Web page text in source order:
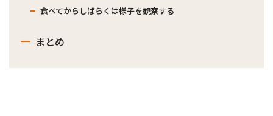
食べてからしばらくは様子を観察する
まとめ